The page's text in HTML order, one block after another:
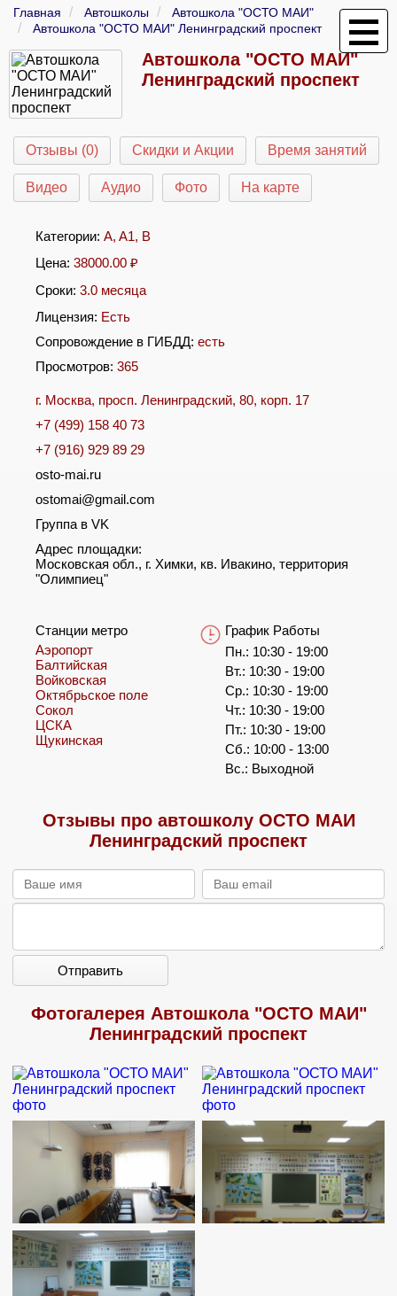
Главная Автошколы
Автошкола "ОСТО МАИ"
Автошкола "ОСТО МАИ" Ленинградский проспект
Автошкола "ОСТО МАИ"
Ленинградский проспект
Отзывы (0) Скидки и Акции Время занятий
Видео Аудио Фото На карте
Категории: A, A1, B
Цена: 38000.00 ₽
Сроки: 3.0 месяца
Лицензия: Есть
Сопровождение в ГИБДД: есть
Просмотров: 365
г. Москва, просп. Ленинградский, 80, корп. 17
+7 (499) 158 40 73
+7 (916) 929 89 29
osto-mai.ru
ostomai@gmail.com
Группа в VK
Адрес площадки:
Московская обл., г. Химки, кв. Ивакино, территория
"Олимпиец"
Станции метро
Аэропорт
Балтийская
Войковская
Октябрьское поле
Сокол
ЦСКА
Щукинская
График Работы
Пн.: 10:30 - 19:00
Вт.: 10:30 - 19:00
Ср.: 10:30 - 19:00
Чт.: 10:30 - 19:00
Пт.: 10:30 - 19:00
Сб.: 10:00 - 13:00
Вс.: Выходной
Отзывы про автошколу ОСТО МАИ
Ленинградский проспект
Отправить
Фотогалерея Автошкола "ОСТО МАИ"
Ленинградский проспект